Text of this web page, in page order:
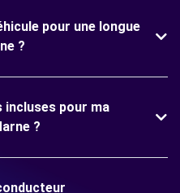
pour une longue
?
incluses pour ma
?